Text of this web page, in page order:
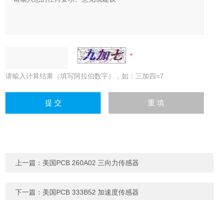
请输入计算结果（填写阿拉伯数字），如：三加四=7
上一篇： 美国PCB 260A02 三向力传感器
下一篇： 美国PCB 333B52 加速度传感器